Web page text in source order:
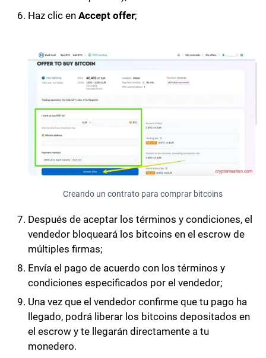
Haz clic en Accept offer;
Creando un contrato para comprar bitcoins
Después de aceptar los términos y condiciones, el
vendedor bloqueará los bitcoins en el escrow de
múltiples firmas;
Envía el pago de acuerdo con los términos y
condiciones especificados por el vendedor;
Una vez que el vendedor confirme que tu pago ha
llegado, podrá liberar los bitcoins depositados en
el escrow y te llegarán directamente a tu
monedero.